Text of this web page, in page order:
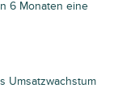
6 Monaten eine
Umsatzwachstum